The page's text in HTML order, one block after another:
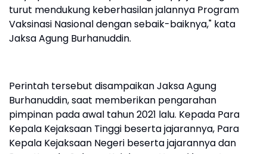
turut mendukung keberhasilan jalannya Program
Vaksinasi Nasional dengan sebaik-baiknya," kata
Jaksa Agung Burhanuddin.
Perintah tersebut disampaikan Jaksa Agung
Burhanuddin, saat memberikan pengarahan
pimpinan pada awal tahun 2021 lalu. Kepada Para
Kepala Kejaksaan Tinggi beserta jajarannya, Para
Kepala Kejaksaan Negeri beserta jajarannya dan